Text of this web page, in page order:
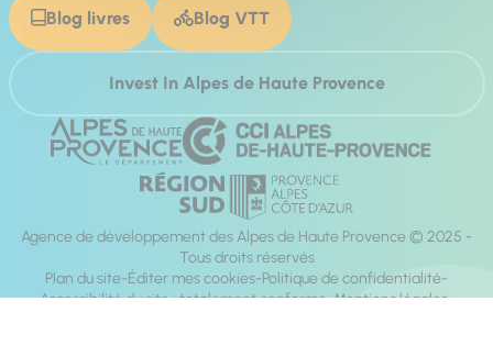
Blog livres Blog VTT
Invest In Alpes de Haute Provence
Agence de développement des Alpes de Haute Provence © 2025 -
Tous droits réservés
Plan du site Éditer mes cookies Politique de confidentialité
Accessibilité du site : totalement conforme Mentions légales